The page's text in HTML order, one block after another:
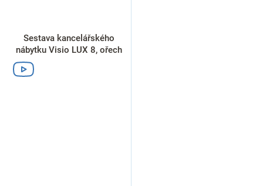
Sestava kancelářského
nábytku Visio LUX 8, ořech